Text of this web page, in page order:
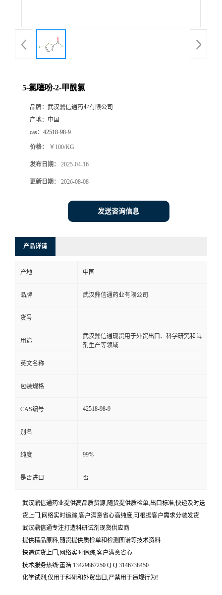
产
5-氯噻吩-2-甲酰氯
品牌： 武汉鼎信通药业有限公司
产地： 中国
cas： 42518-98-9
价格： ￥100/KG
发布日期： 2025-04-16
更新日期： 2026-08-08
发送咨询信息
产品详请
产地 中国
品牌 武汉鼎信通药业有限公司
货号
用途
武汉鼎信通现货用于外贸出口、科学研究和试
剂生产等领域
英文名称
包装规格
CAS编号 42518-98-9
别名
纯度 99%
是否进口 否
武汉鼎信通药业提供高品质货源,随货提供质检单,出口标准,快递及时送
货上门,网络实时追踪,客户满意省心高纯度,可根据客户需求分装发货
武汉鼎信通专注打造科研试剂现货供应商
提供精品原料,随货提供质检单和检测图谱等技术资料
快递送货上门,网络实时追踪,客户满意省心
技术服务热线:董浩 13429867250 Q Q 3146738450
化学试剂,仅用于科研和外贸出口,严禁用于违规行为!